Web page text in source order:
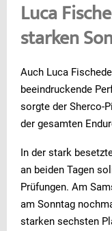
Luca
starken
Auch Luca
beeindruckende
sorgte der Sherco-
der gesamten
In der stark
an beiden Tagen
Prüfungen. Am
am Sonntag
starken sechsten